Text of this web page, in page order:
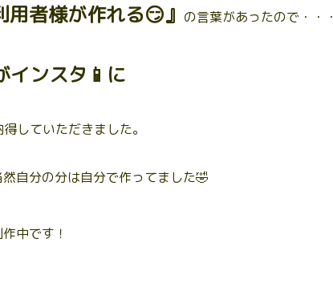
用者様が作れる😏』 の言葉があったので・・・
インスタ📱に
していただきました。
自分の分は自分で作ってました🤣
中です！